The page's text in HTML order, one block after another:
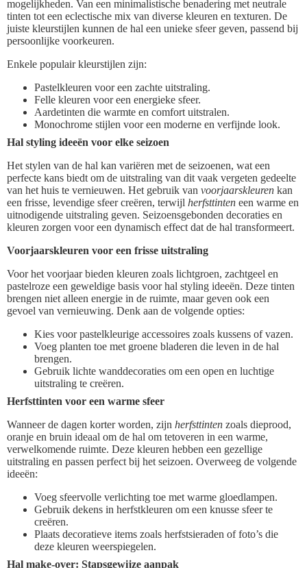
mogelijkheden. Van een minimalistische benadering met neutrale
tinten tot een eclectische mix van diverse kleuren en texturen. De
juiste kleurstijlen kunnen de hal een unieke sfeer geven, passend bij
persoonlijke voorkeuren.
Enkele populair kleurstijlen zijn:
Pastelkleuren voor een zachte uitstraling.
Felle kleuren voor een energieke sfeer.
Aardetinten die warmte en comfort uitstralen.
Monochrome stijlen voor een moderne en verfijnde look.
Hal styling ideeën voor elke seizoen
Het stylen van de hal kan variëren met de seizoenen, wat een
perfecte kans biedt om de uitstraling van dit vaak vergeten gedeelte
van het huis te vernieuwen. Het gebruik van voorjaarskleuren kan
een frisse, levendige sfeer creëren, terwijl herfsttinten een warme en
uitnodigende uitstraling geven. Seizoensgebonden decoraties en
kleuren zorgen voor een dynamisch effect dat de hal transformeert.
Voorjaarskleuren voor een frisse uitstraling
Voor het voorjaar bieden kleuren zoals lichtgroen, zachtgeel en
pastelroze een geweldige basis voor hal styling ideeën. Deze tinten
brengen niet alleen energie in de ruimte, maar geven ook een
gevoel van vernieuwing. Denk aan de volgende opties:
Kies voor pastelkleurige accessoires zoals kussens of vazen.
Voeg planten toe met groene bladeren die leven in de hal
brengen.
Gebruik lichte wanddecoraties om een open en luchtige
uitstraling te creëren.
Herfsttinten voor een warme sfeer
Wanneer de dagen korter worden, zijn herfsttinten zoals dieprood,
oranje en bruin ideaal om de hal om tetoveren in een warme,
verwelkomende ruimte. Deze kleuren hebben een gezellige
uitstraling en passen perfect bij het seizoen. Overweeg de volgende
ideeën:
Voeg sfeervolle verlichting toe met warme gloedlampen.
Gebruik dekens in herfstkleuren om een knusse sfeer te
creëren.
Plaats decoratieve items zoals herfstsieraden of foto’s die
deze kleuren weerspiegelen.
Hal make-over: Stapsgewijze aanpak